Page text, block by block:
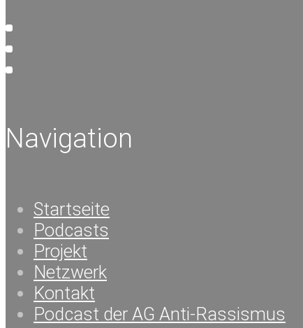
Navigation
Startseite
Podcasts
Projekt
Netzwerk
Kontakt
Podcast der AG Anti-Rassismus